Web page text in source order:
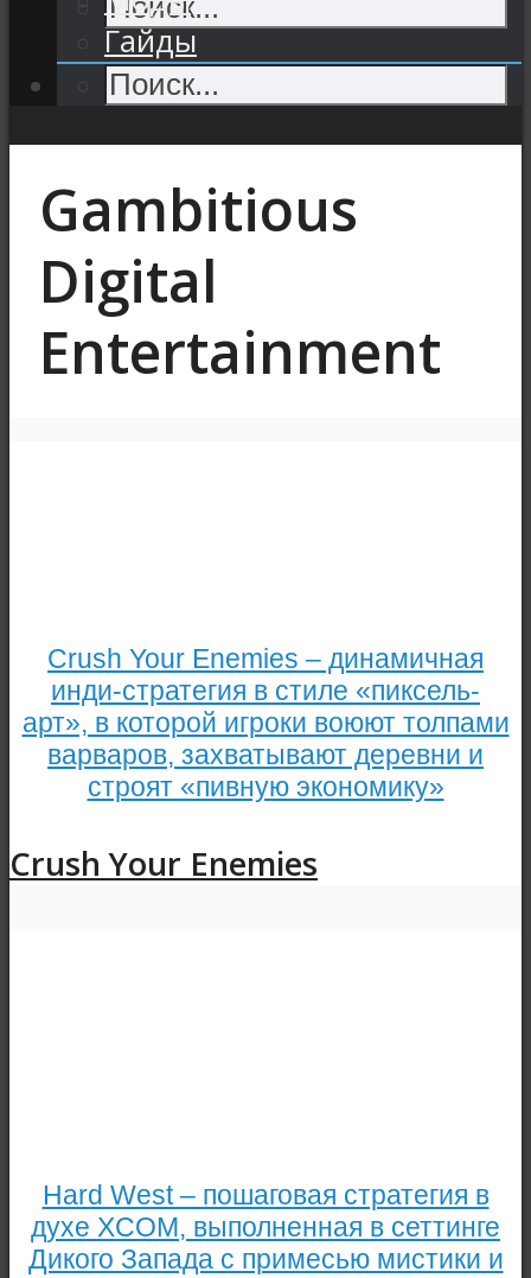
Гайды
Gambitious
Digital
Entertainment
Crush Your Enemies – динамичная
инди-стратегия в стиле «пиксель-
арт», в которой игроки воюют толпами
варваров, захватывают деревни и
строят «пивную экономику»
Crush Your Enemies
Hard West – пошаговая стратегия в
духе XCOM, выполненная в сеттинге
Дикого Запада с примесью мистики и